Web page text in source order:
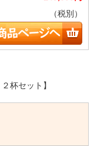
（税別）
杯セット】